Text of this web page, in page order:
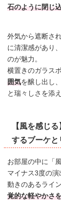
石のように閉じ
外気から遮断さ
に清潔感があり
のが魅力。
横置きのガラス
囲気を醸し出し
と瑞々しさを添
【風を感じ
するブーケと
お部屋の中に「
マイナス3度の演
動きのあるライ
覚的な軽やかさ